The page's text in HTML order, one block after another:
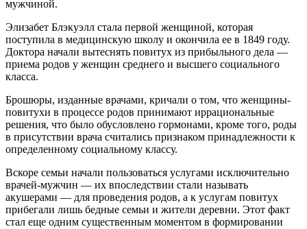
мужчиной.
Элизабет Блэкуэлл стала первой женщиной, которая
поступила в медицинскую школу и окончила ее в 1849 году.
Доктора начали вытеснять повитух из прибыльного дела —
приема родов у женщин среднего и высшего социального
класса.
Брошюры, изданные врачами, кричали о том, что женщины-
повитухи в процессе родов принимают иррациональные
решения, что было обусловлено гормонами, кроме того, роды
в присутствии врача считались признаком принадлежности к
определенному социальному классу.
Вскоре семьи начали пользоваться услугами исключительно
врачей-мужчин — их впоследствии стали называть
акушерами — для проведения родов, а к услугам повитух
прибегали лишь бедные семьи и жители деревни. Этот факт
стал еще одним существенным моментом в формировании